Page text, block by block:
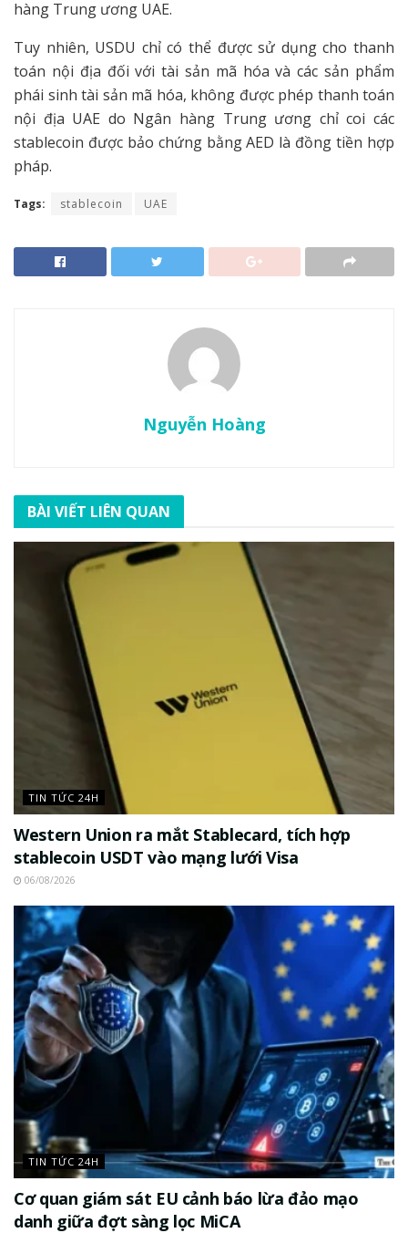
hàng Trung ương UAE.
Tuy nhiên, USDU chỉ có thể được sử dụng cho thanh
toán nội địa đối với tài sản mã hóa và các sản phẩm
phái sinh tài sản mã hóa, không được phép thanh toán
nội địa UAE do Ngân hàng Trung ương chỉ coi các
stablecoin được bảo chứng bằng AED là đồng tiền hợp
pháp.
Tags: stablecoin UAE
Nguyễn Hoàng
BÀI VIẾT LIÊN QUAN
TIN TỨC 24H
Western Union ra mắt Stablecard, tích hợp
stablecoin USDT vào mạng lưới Visa
06/08/2026
TIN TỨC 24H
Cơ quan giám sát EU cảnh báo lừa đảo mạo
danh giữa đợt sàng lọc MiCA